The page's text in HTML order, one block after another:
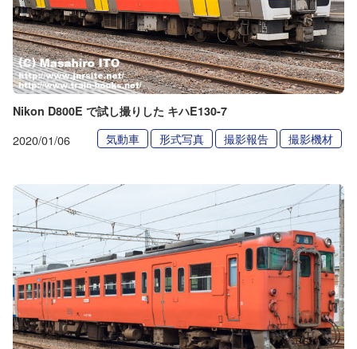
Nikon D800E で試し撮りした キハE130-7
2020/01/06 気動車 形式写真 撮影報告 撮影機材